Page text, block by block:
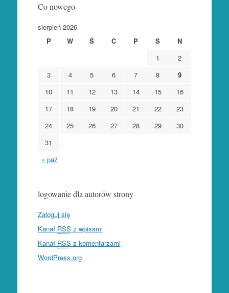
Co nowego
sierpień 2026
P
W Ś C P S N
« paź
1
2
3
4 5 6 7 8
9
10
11 12 13 14 15
16
17
18 19 20 21 22
23
24
25 26 27 28 29
30
31
logowanie dla autorów strony
Zaloguj się
Kanał RSS z wpisami
Kanał RSS z komentarzami
WordPress.org